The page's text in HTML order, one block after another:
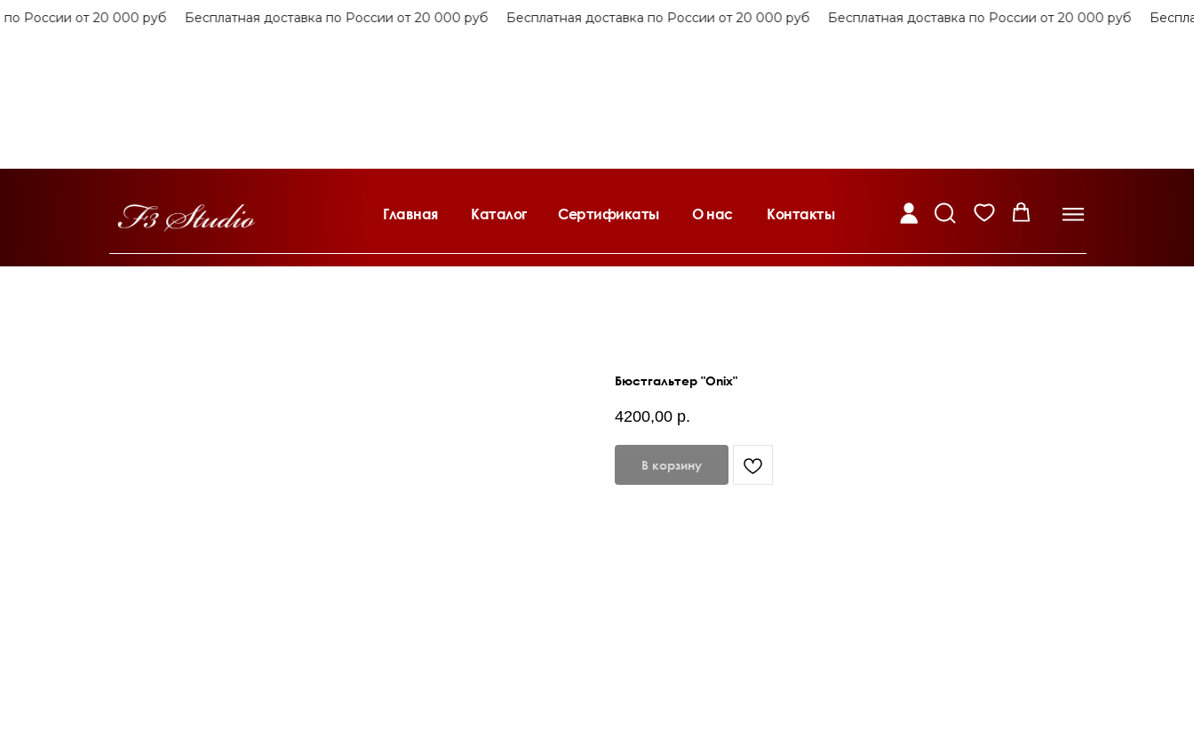
России от 20 000 руб Бесплатная доставка по России от 20 000 руб Бесплатная доставка по России от 20 000 руб Бесплатная доставка по России от 20 000 руб
Каталог
Главная Контакты
О нас
Сертификаты
Бюстгальтер "Onix"
4200,00 р.
В корзину